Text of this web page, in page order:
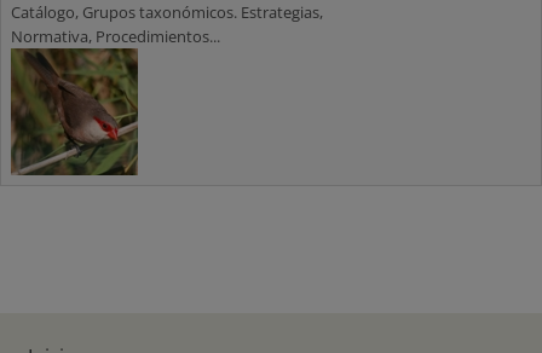
Catálogo, Grupos taxonómicos. Estrategias,
Normativa, Procedimientos...